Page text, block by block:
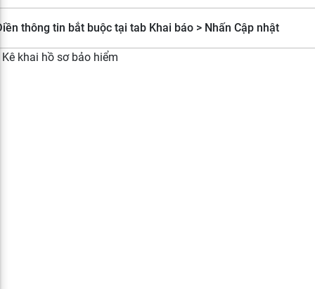
thông tin bắt buộc tại tab Khai báo > Nhấn Cập nhật